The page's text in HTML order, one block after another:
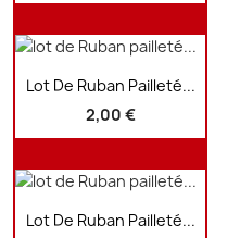
Aperçu rapide
Lot De Ruban Pailleté...
2,00 €
Aperçu rapide
Lot De Ruban Pailleté...